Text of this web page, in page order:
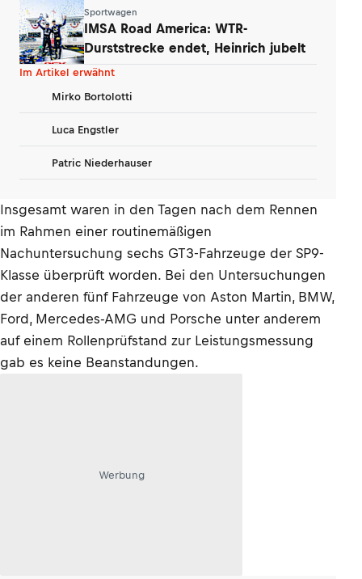
Sportwagen
IMSA Road America: WTR-
Durststrecke endet, Heinrich jubelt
Im Artikel erwähnt
Mirko Bortolotti
Luca Engstler
Patric Niederhauser
Insgesamt waren in den Tagen nach dem Rennen
im Rahmen einer routinemäßigen
Nachuntersuchung sechs GT3-Fahrzeuge der SP9-
Klasse überprüft worden. Bei den Untersuchungen
der anderen fünf Fahrzeuge von Aston Martin, BMW,
Ford, Mercedes-AMG und Porsche unter anderem
auf einem Rollenprüfstand zur Leistungsmessung
gab es keine Beanstandungen.
Werbung